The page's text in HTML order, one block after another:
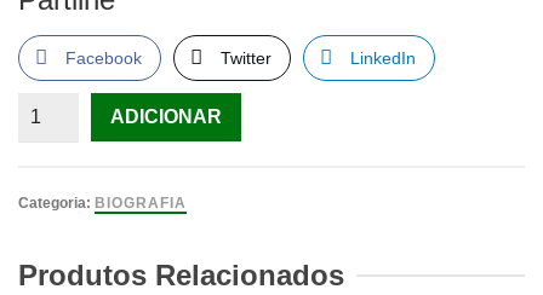
Facebook Twitter LinkedIn
Quantidade
Engels
ADICIONAR
Categoria: BIOGRAFIA
Produtos Relacionados